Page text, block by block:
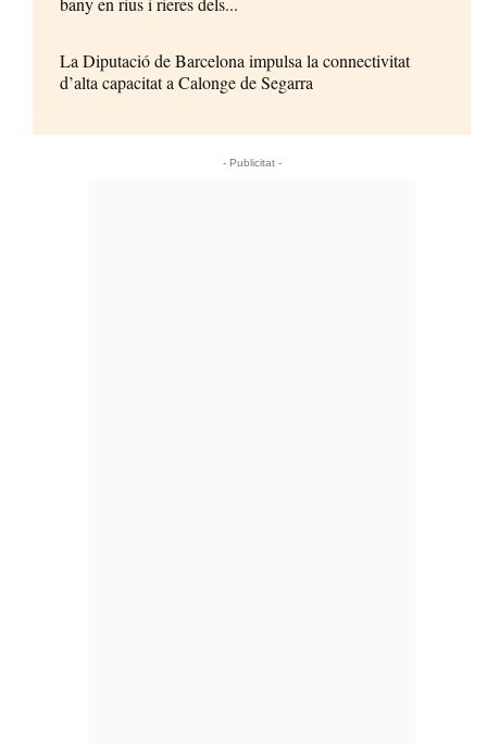
La Diputació de Barcelona impulsa la connectivitat
d’alta capacitat a Calonge de Segarra
- Publicitat -